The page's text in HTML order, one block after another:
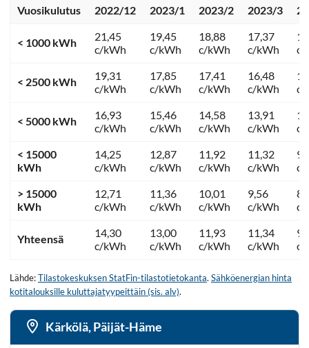
Vuosikulutus 2022/12 2023/1 2023/2 2023/3
< 1000 kWh
21,45
c/kWh
19,45
c/kWh
18,88
c/kWh
17,37
c/kWh
c/
< 2500 kWh
19,31
c/kWh
17,85
c/kWh
17,41
c/kWh
16,48
c/kWh
c/
< 5000 kWh
16,93
c/kWh
15,46
c/kWh
14,58
c/kWh
13,91
c/kWh
c/
< 15000
kWh
14,25
c/kWh
12,87
c/kWh
11,92
c/kWh
11,32
c/kWh
c/
> 15000
kWh
12,71
c/kWh
11,36
c/kWh
10,01
c/kWh
9,56
c/kWh
c/
Yhteensä
14,30
c/kWh
13,00
c/kWh
11,93
c/kWh
11,34
c/kWh
c/
Lähde:Tilastokeskuksen StatFin-tilastotietokanta. Sähköenergian hinta
kotitalouksille kuluttajatyypeittäin (sis. alv).
Kärkölä, Päijät-Häme